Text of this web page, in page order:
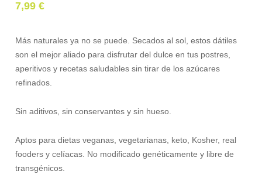
7,99€
Más naturales ya no se puede. Secados al sol, estos dátiles
son el mejor aliado para disfrutar del dulce en tus postres,
aperitivos y recetas saludables sin tirar de los azúcares
refinados.
Sin aditivos, sin conservantes y sin hueso.
Aptos para dietas veganas, vegetarianas, keto, Kosher, real
fooders y celíacas. No modificado genéticamente y libre de
transgénicos.